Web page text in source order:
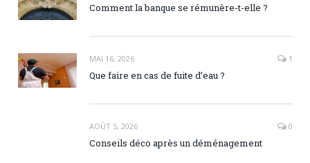
Comment la banque se rémunère-t-elle ?
MAI 16, 2026 1
Que faire en cas de fuite d’eau ?
AOÛT 5, 2026 0
Conseils déco après un déménagement